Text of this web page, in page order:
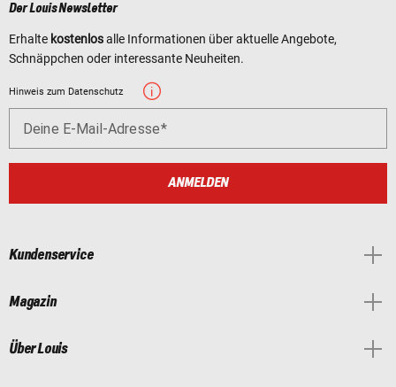
Der Louis Newsletter
Erhalte kostenlosalle Informationen über aktuelle Angebote,
Schnäppchen oder interessante Neuheiten.
Hinweis zum Datenschutz
Deine E-Mail-Adresse
ANMELDEN
Kundenservice
Magazin
Über Louis